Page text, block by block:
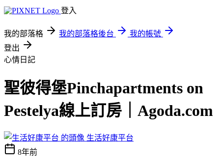
登入
我的部落格 我的部落格後台
我的帳號
登出
心情日記
聖彼得堡Pinchapartments on
Pestelya線上訂房｜Agoda.com
生活好康平台
8年前